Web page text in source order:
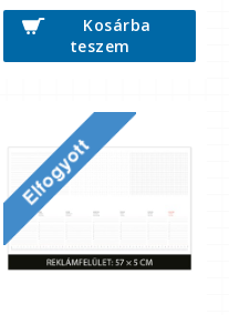
Kosárba
teszem